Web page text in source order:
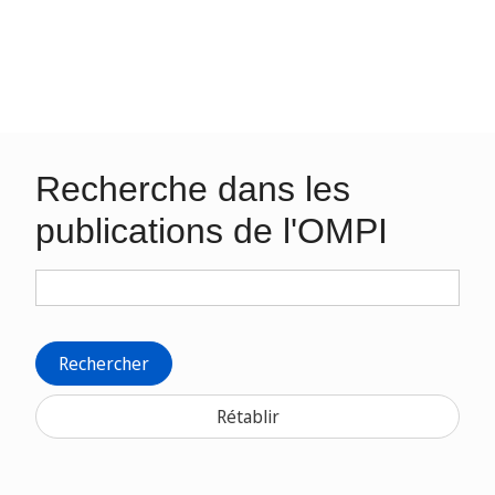
Recherche dans les
publications de l'OMPI
Rechercher
Rétablir